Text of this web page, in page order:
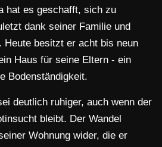
hat es geschafft, sich zu
dank seiner Familie und
Heute besitzt er acht bis neun
Haus für seine Eltern - ein
Bodenständigkeit.
deutlich ruhiger, auch wenn der
bleibt. Der Wandel
Wohnung wider, die er